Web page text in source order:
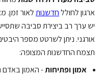
ארגון לחוללחדשנותלאור זמן.
יש ערך רב ביצירת סביבה
אורגני. ניתן לשרטט מספר
תצמח החדשנות המצופה:
אמון ופתיחות- האמון באדם